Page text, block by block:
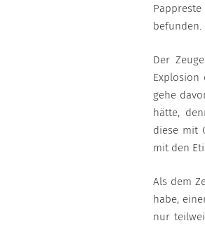
befunden.
Der
Explosion
gehe
hätte,
diese mit
mit den
Als dem
habe,
nur